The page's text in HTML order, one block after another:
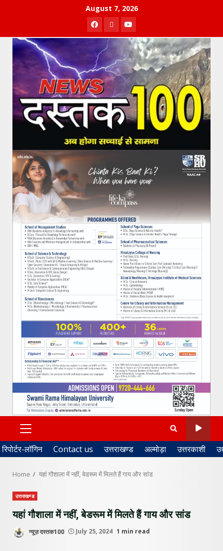
August 7, 2026
Facebook
TwitterYoutube
PRIMARY
MENU
रिपोर्टर-लॉगिन Contact us उत्तराखण्ड अल्मोड़ा उत्तरकाशी
Home यहां गौशाला में नहीं, बेडरूम में मिलते हैं गाय और सांड
उत्तराखण्ड
यहां गौशाला में नहीं, बेडरूम में मिलते हैं गाय और सांड
न्यूज़ दस्तक100 July 25, 2024 1 min read